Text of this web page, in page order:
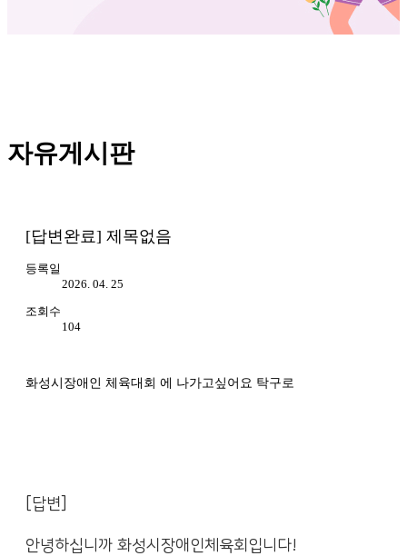
자유게시판
[답변완료] 제목없음
등록일
2026. 04. 25
조회수
104
화성시장애인 체육대회 에 나가고싶어요 탁구로
[답변]
안녕하십니까 화성시장애인체육회입니다!